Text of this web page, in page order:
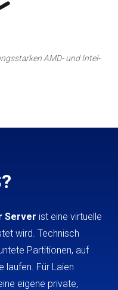
AMD- und Intel-
Server ist eine virtuelle
wird. Technisch
Partitionen, auf
laufen. Für Laien
eigene private,